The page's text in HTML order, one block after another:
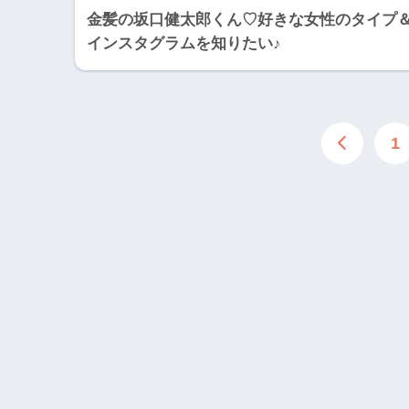
金髪の坂口健太郎くん♡好きな女性のタイプ
インスタグラムを知りたい♪
1